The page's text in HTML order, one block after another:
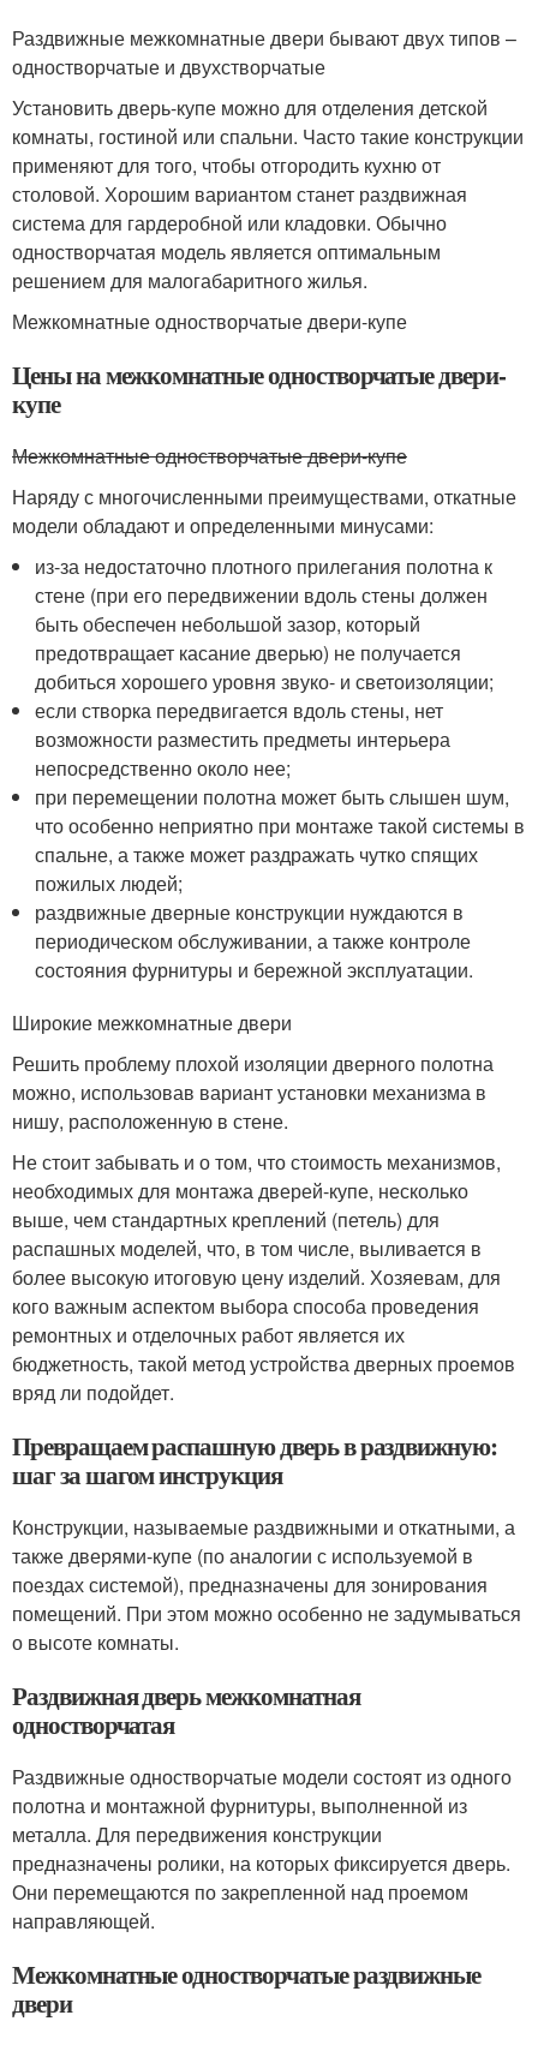
Раздвижные межкомнатные двери бывают двух типов –
одностворчатые и двухстворчатые
Установить дверь-купе можно для отделения детской
комнаты, гостиной или спальни. Часто такие конструкции
применяют для того, чтобы отгородить кухню от
столовой. Хорошим вариантом станет раздвижная
система для гардеробной или кладовки. Обычно
одностворчатая модель является оптимальным
решением для малогабаритного жилья.
Межкомнатные одностворчатые двери-купе
Цены на межкомнатные одностворчатые двери-
купе
Межкомнатные одностворчатые двери-купе
Наряду с многочисленными преимуществами, откатные
модели обладают и определенными минусами:
из-за недостаточно плотного прилегания полотна к
стене (при его передвижении вдоль стены должен
быть обеспечен небольшой зазор, который
предотвращает касание дверью) не получается
добиться хорошего уровня звуко- и светоизоляции;
если створка передвигается вдоль стены, нет
возможности разместить предметы интерьера
непосредственно около нее;
при перемещении полотна может быть слышен шум,
что особенно неприятно при монтаже такой системы в
спальне, а также может раздражать чутко спящих
пожилых людей;
раздвижные дверные конструкции нуждаются в
периодическом обслуживании, а также контроле
состояния фурнитуры и бережной эксплуатации.
Широкие межкомнатные двери
Решить проблему плохой изоляции дверного полотна
можно, использовав вариант установки механизма в
нишу, расположенную в стене.
Не стоит забывать и о том, что стоимость механизмов,
необходимых для монтажа дверей-купе, несколько
выше, чем стандартных креплений (петель) для
распашных моделей, что, в том числе, выливается в
более высокую итоговую цену изделий. Хозяевам, для
кого важным аспектом выбора способа проведения
ремонтных и отделочных работ является их
бюджетность, такой метод устройства дверных проемов
вряд ли подойдет.
Превращаем распашную дверь в раздвижную:
шаг за шагом инструкция
Конструкции, называемые раздвижными и откатными, а
также дверями-купе (по аналогии с используемой в
поездах системой), предназначены для зонирования
помещений. При этом можно особенно не задумываться
о высоте комнаты.
Раздвижная дверь межкомнатная
одностворчатая
Раздвижные одностворчатые модели состоят из одного
полотна и монтажной фурнитуры, выполненной из
металла. Для передвижения конструкции
предназначены ролики, на которых фиксируется дверь.
Они перемещаются по закрепленной над проемом
направляющей.
Межкомнатные одностворчатые раздвижные
двери